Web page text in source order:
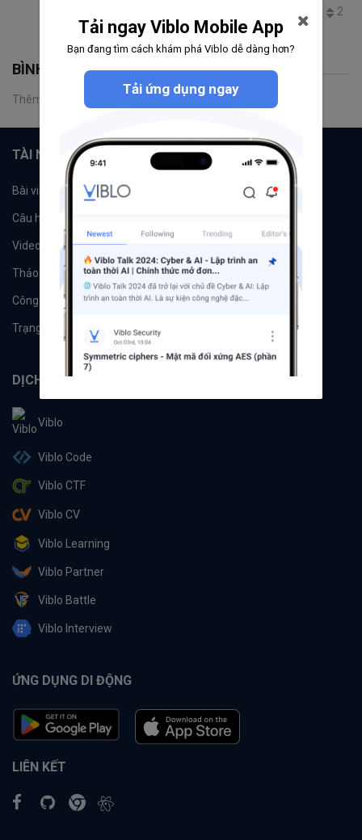
2
BÌNH LUẬN
Thêm một bình luận
TÀI NGUYÊN
Bài viết
Câu hỏi
Videos
Thảo luận Đề xuất hệ thống
Công cụ Machine Learning
Trạng thái hệ thống
DỊCH VỤ
Viblo
Viblo Code
Viblo CTF
Viblo CV
Viblo Learning
Viblo Partner
Viblo Battle
Viblo Interview
ỨNG DỤNG DI ĐỘNG
LIÊN KẾT
Tải ngay Viblo Mobile App
Bạn đang tìm cách khám phá Viblo dễ dàng hơn?
Tải ứng dụng ngay